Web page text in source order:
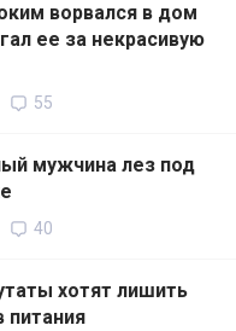
ворвался в дом
ее за некрасивую
55
мужчина лез под
40
хотят лишить
питания